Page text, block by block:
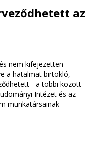
az
nem kifejezetten
a hatalmat birtokló,
- a többi között
Intézet és az
munkatársainak